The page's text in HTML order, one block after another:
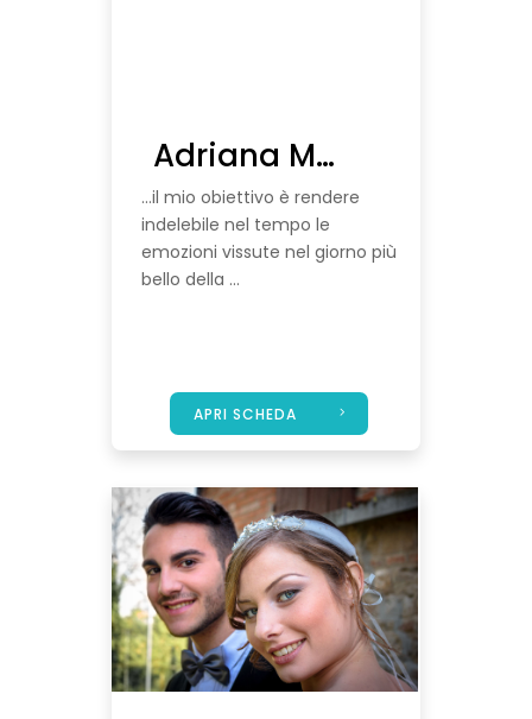
Adriana Marino – Fotografa
...il mio obiettivo è rendere
indelebile nel tempo le
emozioni vissute nel giorno più
bello della ...
APRI SCHEDA